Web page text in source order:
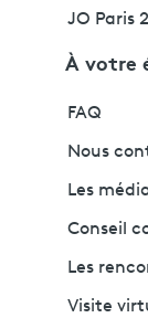
JO Paris
À votre
FAQ
Nous
Les
Conseil
Les
Visite